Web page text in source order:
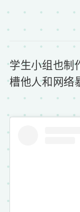
学生小组也制
槽他人和网络